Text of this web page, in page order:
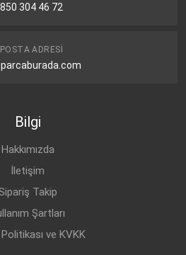
304 46 72
ADRESI
Bilgi
Hakkımızda
İletişim
Sipariş Takip
Şartları
ve KVKK